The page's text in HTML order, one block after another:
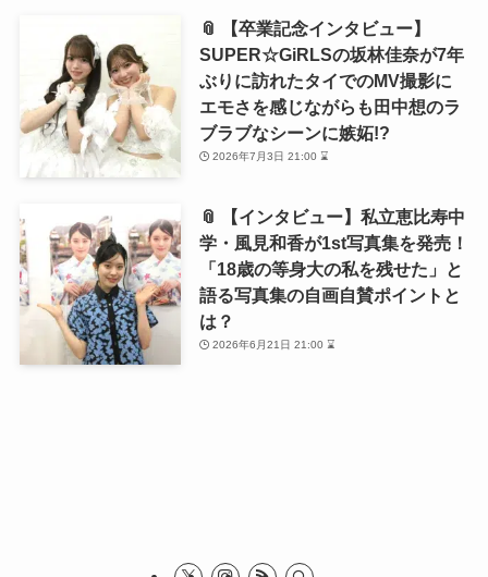
📎 【卒業記念インタビュー】
SUPER☆GiRLSの坂林佳奈が7年
ぶりに訪れたタイでのMV撮影に
エモさを感じながらも田中想のラ
ブラブなシーンに嫉妬!?
2026年7月3日 21:00 ⌛
📎 【インタビュー】私立恵比寿中
学・風見和香が1st写真集を発売！
「18歳の等身大の私を残せた」と
語る写真集の自画自賛ポイントと
は？
2026年6月21日 21:00 ⌛